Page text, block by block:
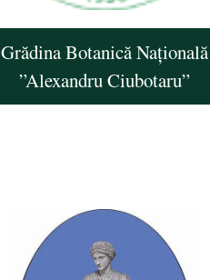
Grădina Botanică Națională
”Alexandru Ciubotaru”